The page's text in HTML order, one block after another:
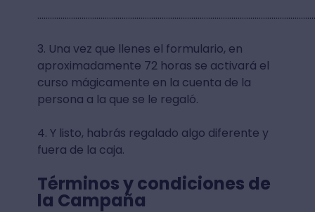
3. Una vez que llenes el formulario, en
aproximadamente 72 horas se activará el
curso mágicamente en la cuenta de la
persona a la que se le regaló.
4. Y listo, habrás regalado algo diferente y
fuera de la caja.
Términos y condiciones de
la Campaña